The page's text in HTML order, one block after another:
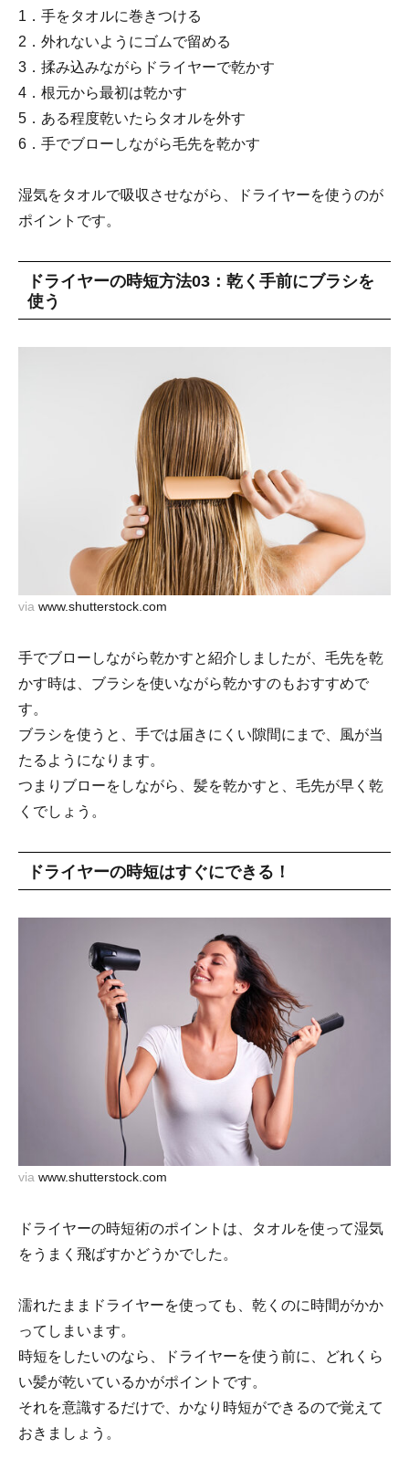
1．手をタオルに巻きつける
2．外れないようにゴムで留める
3．揉み込みながらドライヤーで乾かす
4．根元から最初は乾かす
5．ある程度乾いたらタオルを外す
6．手でブローしながら毛先を乾かす
湿気をタオルで吸収させながら、ドライヤーを使うのが
ポイントです。
ドライヤーの時短方法03：乾く手前にブラシを
使う
via www.shutterstock.com
手でブローしながら乾かすと紹介しましたが、毛先を乾
かす時は、ブラシを使いながら乾かすのもおすすめで
す。
ブラシを使うと、手では届きにくい隙間にまで、風が当
たるようになります。
つまりブローをしながら、髪を乾かすと、毛先が早く乾
くでしょう。
ドライヤーの時短はすぐにできる！
via www.shutterstock.com
ドライヤーの時短術のポイントは、タオルを使って湿気
をうまく飛ばすかどうかでした。
濡れたままドライヤーを使っても、乾くのに時間がかか
ってしまいます。
時短をしたいのなら、ドライヤーを使う前に、どれくら
い髪が乾いているかがポイントです。
それを意識するだけで、かなり時短ができるので覚えて
おきましょう。